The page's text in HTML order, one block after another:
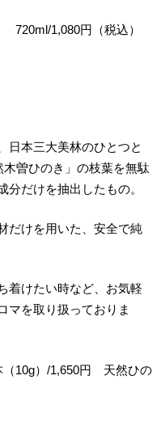
720ml/1,080円（税込）
日本三大美林のひとつと
曽ひのき」の枝葉を無駄
だけを抽出したもの。
だけを用いた、安全で純
着けたい時など、お気軽
マを取り扱っておりま
（10g）/1,650円 天然ひの